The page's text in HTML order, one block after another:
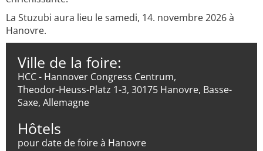
La Stuzubi aura lieu le samedi, 14. novembre 2026 à
Hanovre.
Ville de la foire:
HCC - Hannover Congress Centrum,
Theodor-Heuss-Platz 1-3, 30175 Hanovre, Basse-
Saxe, Allemagne
Hôtels
pour date de foire à Hanovre